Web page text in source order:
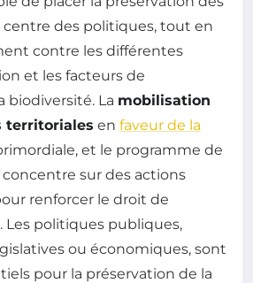
centre des politiques, tout en
contre les différentes
et les facteurs de
biodiversité. La mobilisation
territoriales en faveur de la
et le programme de
concentre sur des actions
renforcer le droit de
Les politiques publiques,
ou économiques, sont
pour la préservation de la